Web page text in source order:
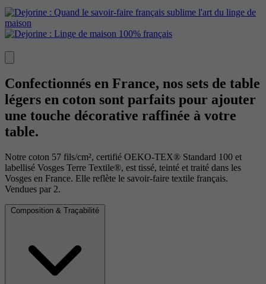
Confectionnés en France, nos sets de table
légers en coton sont parfaits pour ajouter
une touche décorative raffinée à votre
table.
Notre coton 57 fils/cm², certifié OEKO-TEX® Standard 100 et
labellisé Vosges Terre Textile®, est tissé, teinté et traité dans les
Vosges en France. Elle reflète le savoir-faire textile français.
Vendues par 2.
Composition & Traçabilité